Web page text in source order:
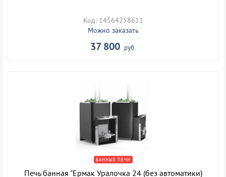
Код: 14564258611
Можно заказать
37 800 руб.
БАННЫЕ ПЕЧИ
Печь банная "Ермак Уралочка 24 (без автоматики)